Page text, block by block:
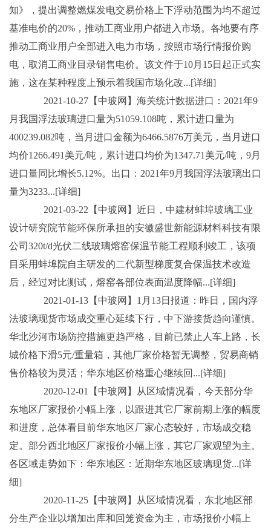
知》，提出调整燃煤发电交易价格上下浮动范围为均不超过
基准电价的20%，推动工商业用户都进入市场。各地要有序
推动工商业用户全部进入电力市场，按照市场行情报价购
电，取消工商业目录销售电价。该文件于10月15日起正式实
施，这在某种程度上预示着我国市场化改...[详细]
2021-10-27【中玻网】海关统计数据进口：2021年9
月我国浮法玻璃进口量为51059.108吨，累计进口量为
400239.082吨，当月进口金额为6466.5876万美元，当月进口
均价1266.491美元/吨，累计进口均价为1347.71美元/吨，9月
进口量同比增长5.12%。出口：2021年9月我国浮法玻璃出口
量为3233...[详细]
2021-03-22【中玻网】近日，中建材蚌埠玻璃工业
设计研究院节能环保所承担的安徽盛世新能源材料科技有限
公司320t/d光伏二线玻璃熔窑保温节能工程顺利竣工，该项
目采用蚌埠院自主研发的二代新型梯度复合保温技术改造
后，经过对比测试，熔窑各部位表面温度降幅...[详细]
2021-01-13【中玻网】1月13日报道：昨日，国内浮
法玻璃现货市场成交重心延续下行，中下游接货趋向谨慎。
华北沙河市场防控措施更趋严格，目前已禁止人车上路，长
城价格下滑5元/重量箱，其他厂家价格暂无调整，贸易商销
售价格较为灵活；华东地区价格重心继续回...[详细]
2020-12-01【中玻网】从区域情况看，今天部分华
东地区厂家报价小幅上涨，以跟进其它厂家前期上涨的幅度
和进度，总体看目前华东地区厂家心态较好，市场成交稳
定。部分西北地区厂家报价小幅上涨，其它厂家观望为主。
各区域走势如下：华东地区：近期华东地区玻璃现货...[详
细]
2020-11-25【中玻网】从区域情况看，东北地区部
分生产企业以增加出库和回笼资金为主，市场报价小幅上